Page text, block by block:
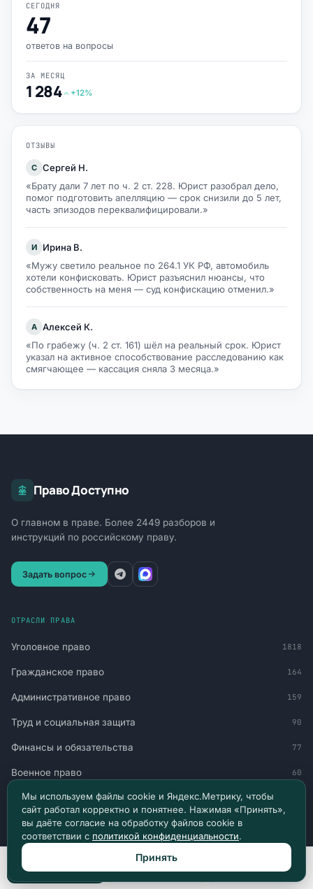
СЕГОДНЯ
47
ответов на вопросы
ЗА МЕСЯЦ
1 284 +12%
ОТЗЫВЫ
С Сергей Н.
«Брату дали 7 лет по ч. 2 ст. 228. Юрист разобрал дело,
помог подготовить апелляцию — срок снизили до 5 лет,
часть эпизодов переквалифицировали.»
И
Ирина В.
«Мужу светило реальное по 264.1 УК РФ, автомобиль
хотели конфисковать. Юрист разъяснил нюансы, что
собственность на меня — суд конфискацию отменил.»
А Алексей К.
«По грабежу (ч. 2 ст. 161) шёл на реальный срок. Юрист
указал на активное способствование расследованию как
смягчающее — кассация сняла 3 месяца.»
Право Доступно
О главном в праве. Более 2449 разборов и
инструкций по российскому праву.
Задать вопрос
ОТРАСЛИ ПРАВА
Уголовное право 1818
Гражданское право 164
Административное право 159
Труд и социальная защита 90
Финансы и обязательства 77
Военное право 60
Миграция и статус
Авто и транспорт
НАВИГАЦИЯ
Мы используем файлы cookie и Яндекс.Метрику, чтобы
сайт работал корректно и понятнее. Нажимая «Принять»,
вы даёте согласие на обработку файлов cookie в
соответствии с политикой конфиденциальности.
Принять